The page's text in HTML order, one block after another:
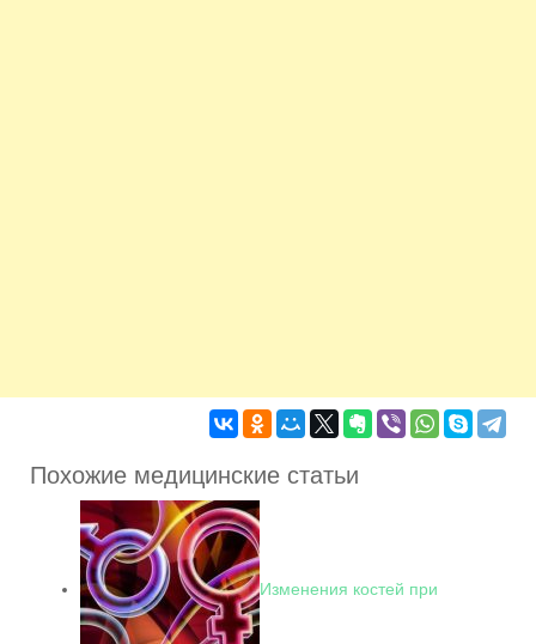
Похожие медицинские статьи
Изменения костей при